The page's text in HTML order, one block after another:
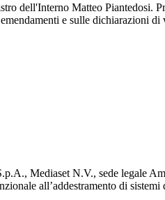
dell'Interno Matteo Piantedosi.
e sulle dichiarazioni di
Mediaset N.V., sede legale
all’addestramento di sistemi